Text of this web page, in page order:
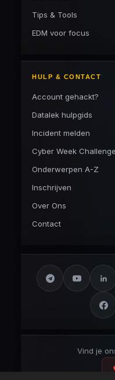
Tips & Tools
EDM voor focus
HULP & CONTACT
Account gehackt?
Datalek hulpgids
Incident melden
Cyber Week
Onderwerpen A-Z
Inschrijven
Over Ons
Contact
Vind je